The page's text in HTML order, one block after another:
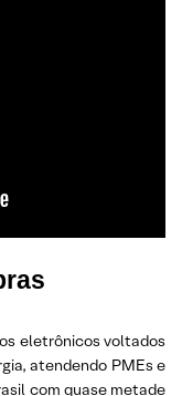
eletrônicos voltados
atendendo PMEs e
com quase metade